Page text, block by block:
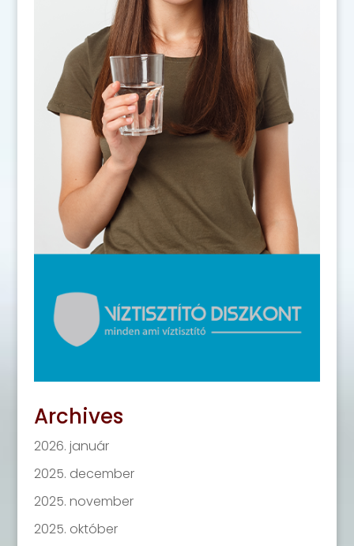
Archives
2026. január
2025. december
2025. november
2025. október